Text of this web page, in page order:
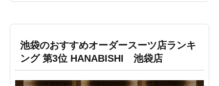
池袋のおすすめオーダースーツ店ランキ
ング 第3位 HANABISHI 池袋店